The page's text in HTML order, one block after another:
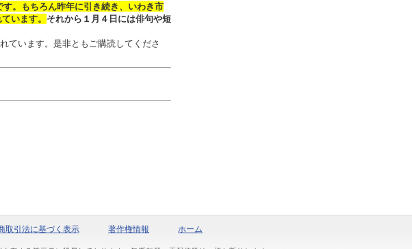
。
もちろん昨年に引き続き、いわき市
います。 それから１月４日には俳句や短
ています。是非ともご購読してくださ
取引法に基づく表示 著作権情報 ホーム